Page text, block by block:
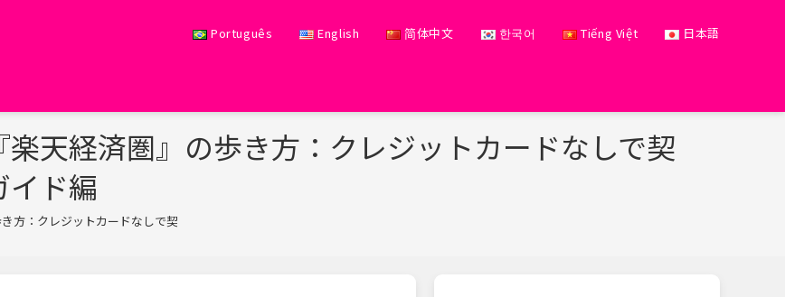
Português English 简体中文 한국어 Tiếng Việt 日本語
天経済圏』の歩き方：クレジットカードなしで契
ド編
方：クレジットカードなしで契約！支払い方法と審査突破ガイド編